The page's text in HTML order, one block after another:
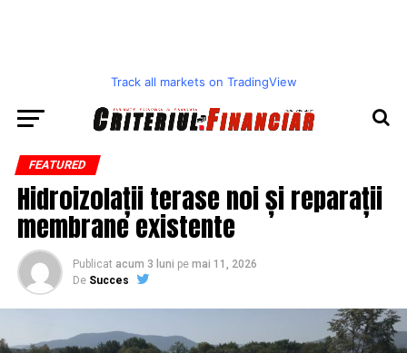
Track all markets on TradingView
FEATURED
Hidroizolații terase noi și reparații
membrane existente
Publicat acum 3 luni pe mai 11, 2026
De Succes